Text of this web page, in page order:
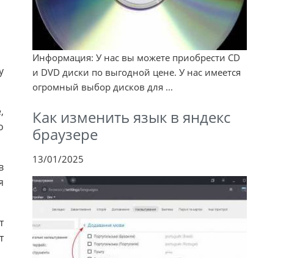
Информация: У нас вы можете приобрести CD
и DVD диски по выгодной цене. У нас имеется
огромный выбор дисков для ...
Как изменить язык в яндекс
браузере
13/01/2025